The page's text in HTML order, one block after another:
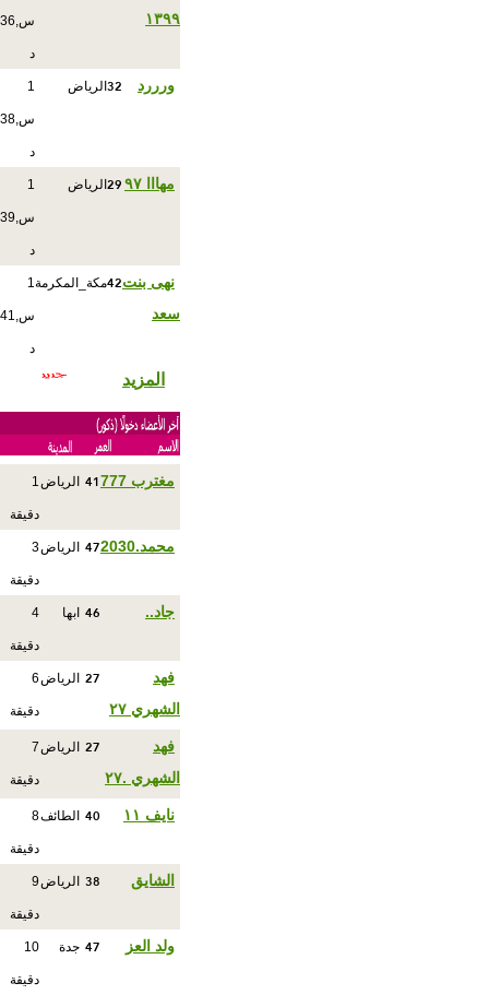
١٣٩٩
س,36
د
ورررد 32 الرياض 1
س,38
د
مهااا ٩٧ 29 الرياض 1
س,39
د
نهى بنت
سعد
42مكة_المكرمة1
س,41
د
المزيد
مغترب 777 41 الرياض1
دقيقة
محمد.2030 47 الرياض3
دقيقة
جاد.. 46 ابها 4
دقيقة
فهد
الشهري ٢٧
27 الرياض6
دقيقة
فهد
الشهري .٢٧
27 الرياض7
دقيقة
نايف ١١ 40 الطائف8
دقيقة
الشايق 38 الرياض9
دقيقة
ولد العز 47 جدة 10
دقيقة